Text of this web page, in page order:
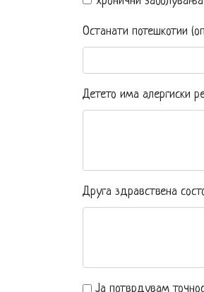
Останати потешкотии
Детето има алергиски
Друга здравствена
Ја потврдувам